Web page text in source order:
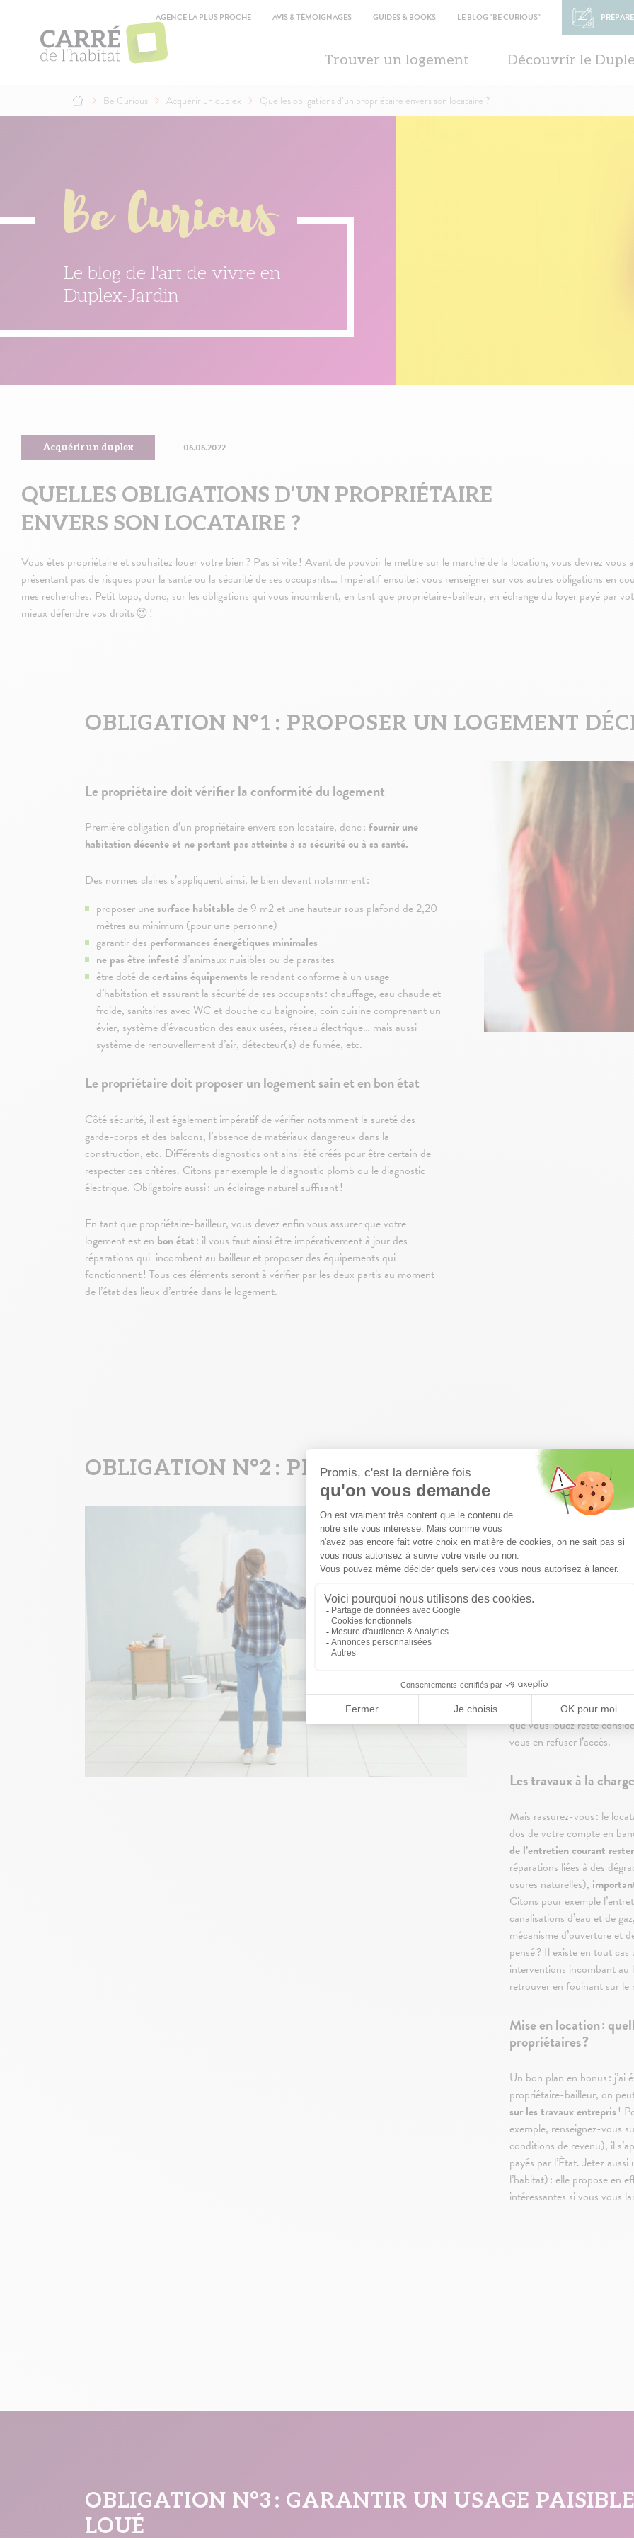
AGENCE LA PLUS PROCHE AVIS & TÉMOIGNAGES GUIDES & BOOKS LE BLOG "BE CURIOUS"
navigation
Trouver un logement Découvrir le
d'Ariane
Be Curious Acquérir un duplex Quelles obligations d’un propriétaire envers son locataire ?
Be Curious
Le blog de l'art de vivre en
Duplex-Jardin
Acquérir un duplex 06.06.2022
QUELLES OBLIGATIONS D’UN PROPRIÉTAIRE
ENVERS SON LOCATAIRE ?
Vous êtes propriétaire et souhaitez louer votre bien ? Pas si vite ! Avant de pouvoir le mettre sur le marché de la location, vous devrez
présentant pas de risques pour la santé ou la sécurité de ses occupants… Impératif ensuite : vous renseigner sur vos autres obligations en
mes recherches. Petit topo, donc, sur les obligations qui vous incombent, en tant que propriétaire-bailleur, en échange du loyer payé par
mieux défendre vos droits 😉 !
OBLIGATION N°1 : PROPOSER UN LOGEMENT
Le propriétaire doit vérifier la conformité du logement
Première obligation d’un propriétaire envers son locataire, donc : fournir une
habitation décente et ne portant pas atteinte à sa sécurité ou à sa santé.
Des normes claires s’appliquent ainsi, le bien devant notamment :
proposer unesurface habitable de 9 m2 et une hauteur sous plafond de 2,20
mètres au minimum (pour une personne)
garantir des performances énergétiques minimales
ne pas être infesté d’animaux nuisibles ou de parasites
être doté decertains équipements le rendant conforme à un usage
d’habitation et assurant la sécurité de ses occupants : chauffage, eau chaude et
froide, sanitaires avec WC et douche ou baignoire, coin cuisine comprenant un
évier, système d’évacuation des eaux usées, réseau électrique… mais aussi
système de renouvellement d’air, détecteur(s) de fumée, etc.
Le propriétaire doit proposer un logement sain et en bon état
Côté sécurité, il est également impératif de vérifier notamment la sureté des
garde-corps et des balcons, l’absence de matériaux dangereux dans la
construction, etc. Différents diagnostics ont ainsi été créés pour être certain de
respecter ces critères. Citons par exemple le diagnostic plomb ou le diagnostic
électrique. Obligatoire aussi : un éclairage naturel suffisant !
En tant que propriétaire-bailleur, vous devez enfin vous assurer que votre
logement est en bon état: il vous faut ainsi être impérativement à jour des
réparations qui incombent au bailleur et proposer des équipements qui
fonctionnent ! Tous ces éléments seront à vérifier par les deux partis au moment
de l’état des lieux d’entrée dans le logement.
OBLIGATION N°2 : PRENDRE EN CHARGE
Les travaux à la
En parlant de logement en
chauffage, branchements
l’entretien des toitures,
certains travaux de mise
que vous louez reste
vous en refuser l’accès.
Les travaux à la
Mais rassurez-vous : le
dos de votre compte en
de l’entretien courant
réparations liées à des
usures naturelles),
Citons pour exemple
canalisations d’eau et de
mécanisme d’ouverture et
pensé ? Il existe en tout
interventions incombant
retrouver en fouinant sur
Mise en location :
propriétaires ?
Un bon plan en bonus : j’ai
propriétaire-bailleur, on
sur les travaux entrepris!
exemple, renseignez-vous
conditions de revenu), il
payés par l’État. Jetez
l’habitat) : elle propose en
intéressantes si vous vous
OBLIGATION N°3 : GARANTIR UN USAGE
LOUÉ